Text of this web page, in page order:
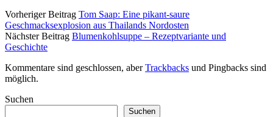
Vorheriger Beitrag Tom Saap: Eine pikant-saure
Geschmacksexplosion aus Thailands Nordosten
Nächster Beitrag Blumenkohlsuppe – Rezeptvariante und
Geschichte
Kommentare sind geschlossen, aberTrackbacks und Pingbacks sind
möglich.
Sidebar
Suchen
Suchen